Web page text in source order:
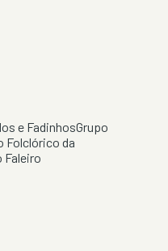
e FadinhosGrupo
Folclórico da
Faleiro